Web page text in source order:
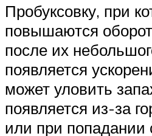
Пробуксовку, при
повышаются
после их
появляется
может уловить
появляется из-за
или при попадании